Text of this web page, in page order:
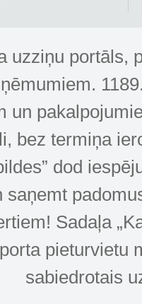
uzziņu portāls,
un
bez termiņa
dod
saņemt
Sadaļa
pieturvietu
sabiedrotais